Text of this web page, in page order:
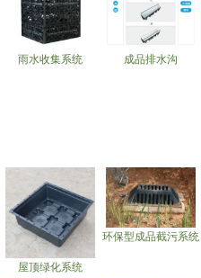
雨水收集系统 成品排水沟
屋顶绿化系统
环保型成品截污系统